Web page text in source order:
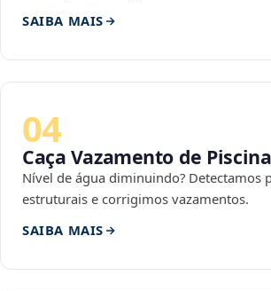
SAIBA MAIS
04
Caça Vazamento de Piscina
Nível de água diminuindo? Detectamos
estruturais e corrigimos vazamentos.
SAIBA MAIS